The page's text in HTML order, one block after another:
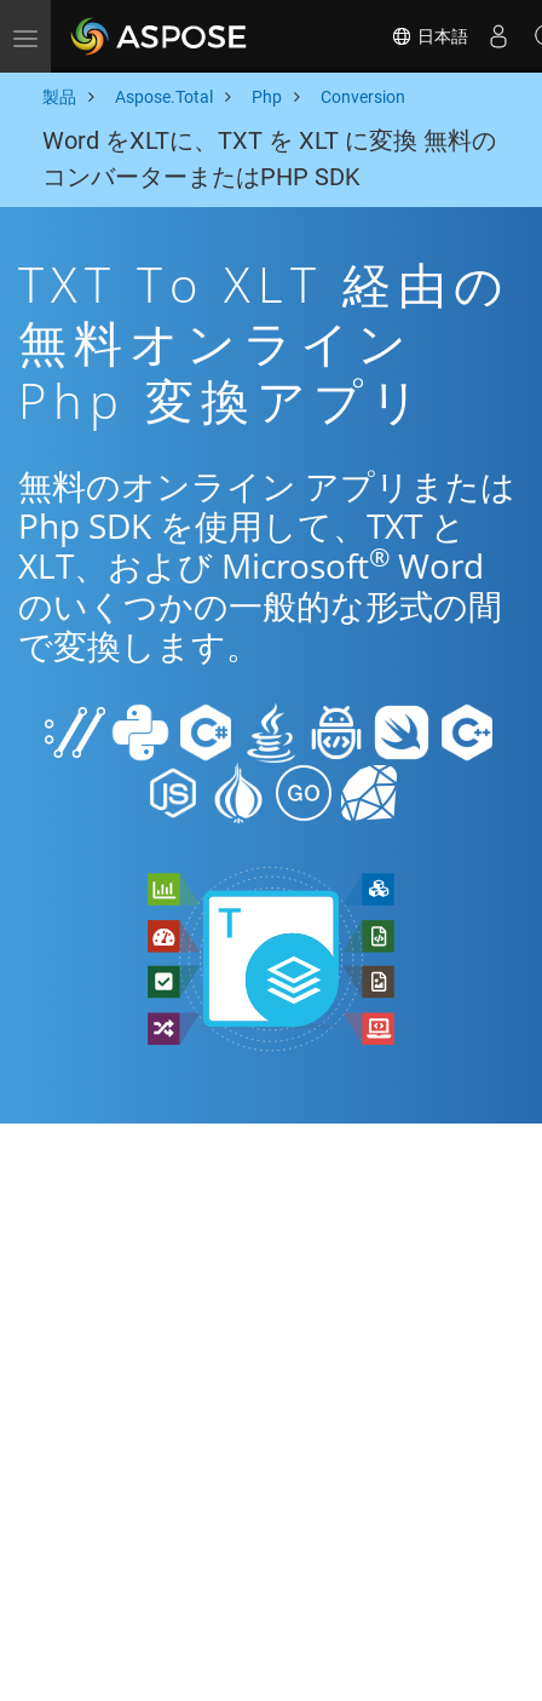
Toggle navigation 日本語
製品 Aspose.Total Php Conversion
Word をXLTに、TXT を XLT に変換 無料の
コンバーターまたはPHP SDK
TXT To XLT 経由の
無料オンライン
Php 変換アプリ
無料のオンライン アプリまたは
Php SDK を使用して、TXT と
XLT、および Microsoft® Word
のいくつかの一般的な形式の間
で変換します。